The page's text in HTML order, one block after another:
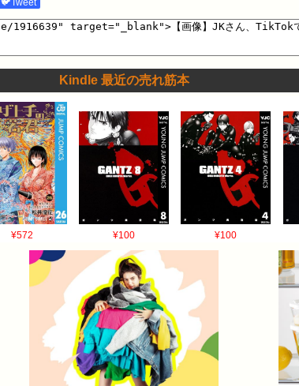
🐦Tweet
Kindle 最近の売れ筋本
¥572 ¥100 ¥100